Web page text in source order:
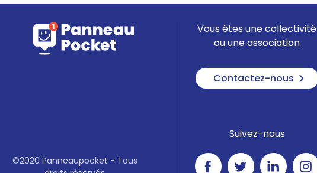
©2020 Panneaupocket - Tous
Vous êtes une collectivité
ou une association
Contactez-nous
Suivez-nous